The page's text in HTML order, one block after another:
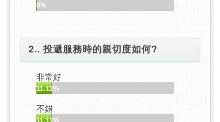
0%
2.. 投遞服務時的親切度如何?
非常好
11.11%
不錯
11.11%